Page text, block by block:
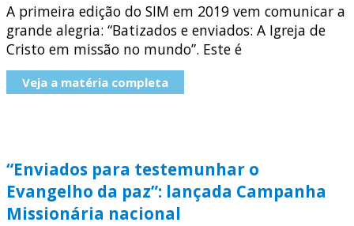
A primeira edição do SIM em 2019 vem comunicar a
grande alegria: “Batizados e enviados: A Igreja de
Cristo em missão no mundo”. Este é
Veja a matéria completa
“Enviados para testemunhar o
Evangelho da paz”: lançada Campanha
Missionária nacional